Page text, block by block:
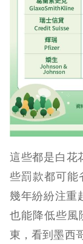
這些都是白花
些罰款都可能
幾年紛紛注重
也能降低些風
東，看到墨西